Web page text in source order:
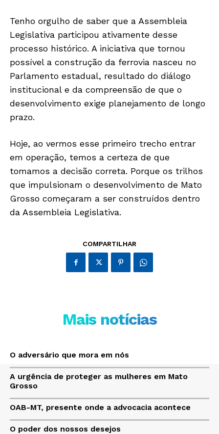
Tenho orgulho de saber que a Assembleia
Legislativa participou ativamente desse
processo histórico. A iniciativa que tornou
possível a construção da ferrovia nasceu no
Parlamento estadual, resultado do diálogo
institucional e da compreensão de que o
desenvolvimento exige planejamento de longo
prazo.
Hoje, ao vermos esse primeiro trecho entrar
em operação, temos a certeza de que
tomamos a decisão correta. Porque os trilhos
que impulsionam o desenvolvimento de Mato
Grosso começaram a ser construídos dentro
da Assembleia Legislativa.
COMPARTILHAR
Mais notícias
O adversário que mora em nós
A urgência de proteger as mulheres em Mato
Grosso
OAB-MT, presente onde a advocacia acontece
O poder dos nossos desejos